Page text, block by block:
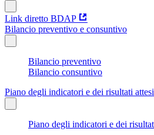
Link diretto BDAP
Bilancio preventivo e consuntivo
Bilancio preventivo
Bilancio consuntivo
Piano degli indicatori e dei risultati
Piano degli indicatori e dei